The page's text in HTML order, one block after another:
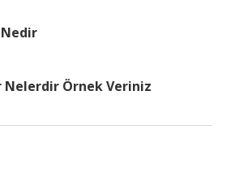
Nelerdir Örnek Veriniz